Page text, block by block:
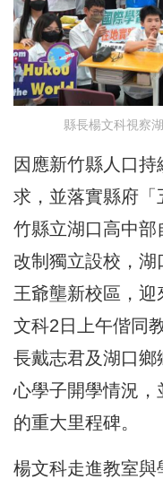
縣長楊文科視察
因應新竹縣人口
求，並落實縣府
竹縣立湖口高中部
改制獨立設校，湖
王爺壟新校區，
文科2日上午偕同
長戴志君及湖口鄉
心學子開學情況，
的重大里程碑。
楊文科走進教室與